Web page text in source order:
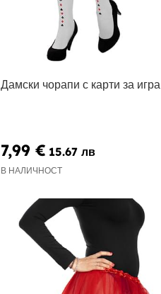
Дамски чорапи с карти за игра
7,99 € 15.67 лв
В НАЛИЧНОСТ